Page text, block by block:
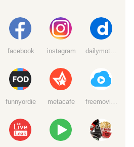
facebook instagram
funnyordie metacafe